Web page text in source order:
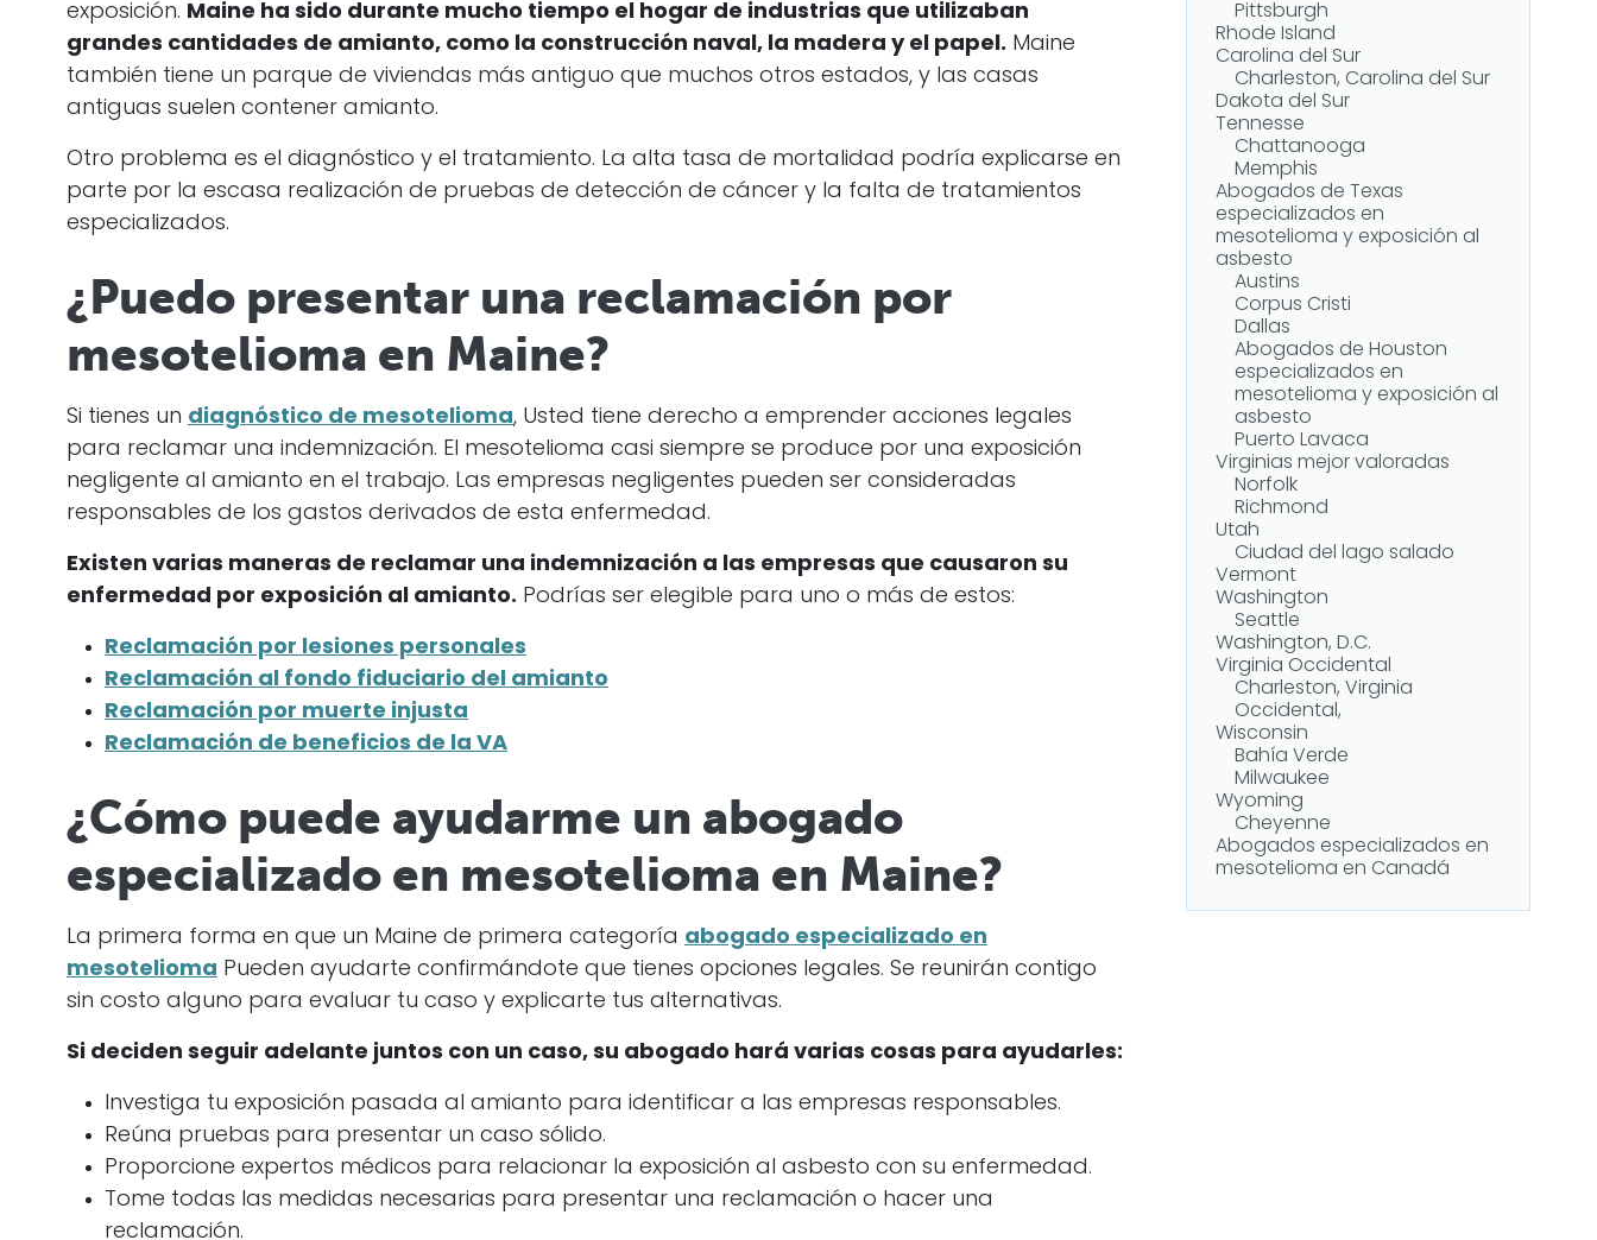
exposición. Maine ha sido durante mucho tiempo el hogar de industrias que utilizaban
grandes cantidades de amianto, como la construcción naval, la madera y el papel. Maine
también tiene un parque de viviendas más antiguo que muchos otros estados, y las casas
antiguas suelen contener amianto.
Otro problema es el diagnóstico y el tratamiento. La alta tasa de mortalidad podría explicarse en
parte por la escasa realización de pruebas de detección de cáncer y la falta de tratamientos
especializados.
¿Puedo presentar una reclamación por
mesotelioma en Maine?
Si tienes un diagnóstico de mesotelioma, Usted tiene derecho a emprender acciones legales
para reclamar una indemnización. El mesotelioma casi siempre se produce por una exposición
negligente al amianto en el trabajo. Las empresas negligentes pueden ser consideradas
responsables de los gastos derivados de esta enfermedad.
Existen varias maneras de reclamar una indemnización a las empresas que causaron su
enfermedad por exposición al amianto. Podrías ser elegible para uno o más de estos:
Reclamación por lesiones personales
Reclamación al fondo fiduciario del amianto
Reclamación por muerte injusta
Reclamación de beneficios de la VA
¿Cómo puede ayudarme un abogado
especializado en mesotelioma en Maine?
La primera forma en que un Maine de primera categoría abogado especializado en
mesotelioma Pueden ayudarte confirmándote que tienes opciones legales. Se reunirán contigo
sin costo alguno para evaluar tu caso y explicarte tus alternativas.
Si deciden seguir adelante juntos con un caso, su abogado hará varias cosas para ayudarles:
Investiga tu exposición pasada al amianto para identificar a las empresas responsables.
Reúna pruebas para presentar un caso sólido.
Proporcione expertos médicos para relacionar la exposición al asbesto con su enfermedad.
Tome todas las medidas necesarias para presentar una reclamación o hacer una
reclamación.
Pittsburgh
Rhode Island
Carolina del Sur
Charleston, Carolina del Sur
Dakota del Sur
Tennesse
Chattanooga
Memphis
Abogados de Texas
especializados en
mesotelioma y exposición al
asbesto
Austins
Corpus Cristi
Dallas
Abogados de Houston
especializados en
mesotelioma y exposición al
asbesto
Puerto Lavaca
Virginias mejor valoradas
Norfolk
Richmond
Utah
Ciudad del lago salado
Vermont
Washington
Seattle
Washington, D.C.
Virginia Occidental
Charleston, Virginia
Occidental,
Wisconsin
Bahía Verde
Milwaukee
Wyoming
Cheyenne
Abogados especializados en
mesotelioma en Canadá